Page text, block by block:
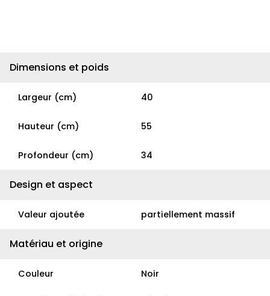
Dimensions et poids
Largeur (cm) 40
Hauteur (cm) 55
Profondeur (cm) 34
Design et aspect
Valeur ajoutée partiellement massif
Matériau et origine
Couleur Noir